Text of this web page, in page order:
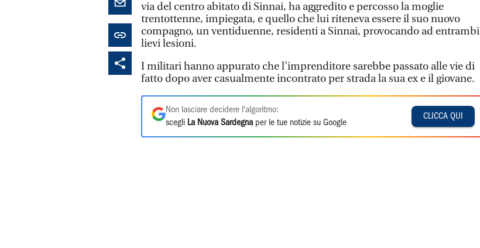
via del centro abitato di Sinnai, ha aggredito e percosso la moglie
trentottenne, impiegata, e quello che lui riteneva essere il suo nuovo
compagno, un ventiduenne, residenti a Sinnai, provocando ad entrambi
lievi lesioni.
I militari hanno appurato che l’imprenditore sarebbe passato alle vie di
fatto dopo aver casualmente incontrato per strada la sua ex e il giovane.
Non lasciare decidere l'algoritmo:
scegli La Nuova Sardegna per le tue notizie su Google
CLICCA QUI